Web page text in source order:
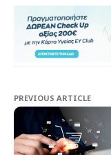
PREVIOUS ARTICLE